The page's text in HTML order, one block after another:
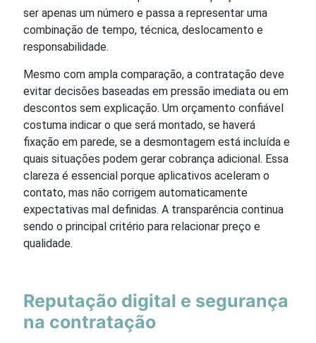
ser apenas um número e passa a representar uma
combinação de tempo, técnica, deslocamento e
responsabilidade.
Mesmo com ampla comparação, a contratação deve
evitar decisões baseadas em pressão imediata ou em
descontos sem explicação. Um orçamento confiável
costuma indicar o que será montado, se haverá
fixação em parede, se a desmontagem está incluída e
quais situações podem gerar cobrança adicional. Essa
clareza é essencial porque aplicativos aceleram o
contato, mas não corrigem automaticamente
expectativas mal definidas. A transparência continua
sendo o principal critério para relacionar preço e
qualidade.
Reputação digital e segurança
na contratação